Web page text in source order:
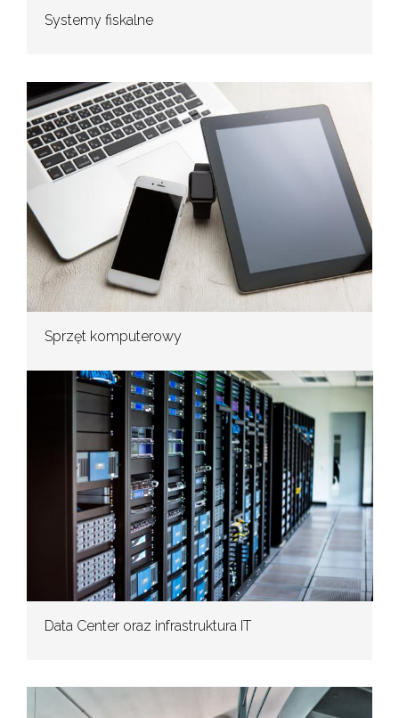
Systemy fiskalne
Sprzęt komputerowy
Data Center oraz infrastruktura IT